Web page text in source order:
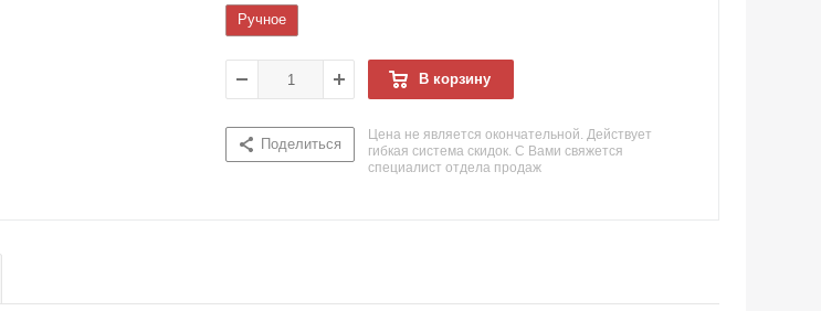
Ручное
В корзину
Поделиться
Цена не является окончательной. Действует
гибкая система скидок. С Вами свяжется
специалист отдела продаж